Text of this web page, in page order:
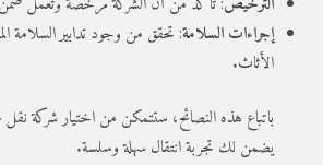
إجراءات السلامة: تحقق من وجود تدابير السلامة
الأثاث.
باتباع هذه النصائح، ستتمكن من اختيار شركة
يضمن لك تجربة انتقال سهلة وسلسة.